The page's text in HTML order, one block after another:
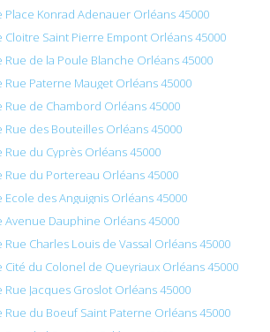
Konrad Adenauer Orléans 45000
Saint Pierre Empont Orléans 45000
de la Poule Blanche Orléans 45000
Paterne Mauget Orléans 45000
de Chambord Orléans 45000
des Bouteilles Orléans 45000
du Cyprès Orléans 45000
Rue du Portereau Orléans 45000
des Anguignis Orléans 45000
Avenue Dauphine Orléans 45000
Charles Louis de Vassal Orléans 45000
Cité du Colonel de Queyriaux Orléans 45000
Jacques Groslot Orléans 45000
du Boeuf Saint Paterne Orléans 45000